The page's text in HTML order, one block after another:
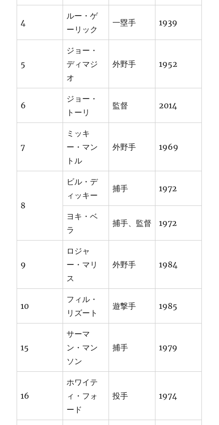
4
ルー・ゲ
ーリック
一塁手 1939
5
ジョー・
ディマジ
オ
外野手 1952
6
ジョー・
トーリ
監督 2014
7
ミッキ
ー・マン
トル
外野手 1969
8
ビル・デ
ィッキー
捕手 1972
ヨキ・ベ
ラ
捕手、監督 1972
9
ロジャ
ー・マリ
ス
外野手 1984
10
フィル・
リズート
遊撃手 1985
15
サーマ
ン・マン
ソン
捕手 1979
16
ホワイテ
ィ・フォ
ード
投手 1974